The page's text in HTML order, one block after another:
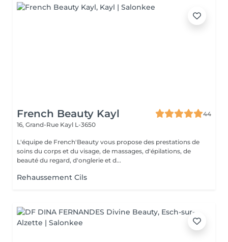
French Beauty Kayl
44
16, Grand-Rue Kayl L-3650
L'équipe de French'Beauty vous propose des prestations de
soins du corps et du visage, de massages, d'épilations, de
beauté du regard, d'onglerie et d...
Rehaussement Cils